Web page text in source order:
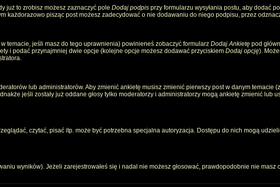
już to zrobisz możesz zaznaczyć pole Dodaj podpis przy formularzu wysyłania postu, aby dodać
każdorazowo pisząc post możesz zadecydować o nie dodawaniu do niego podpisu, przez
temacie, jeśli masz do tego uprawnienia) powinieneś zobaczyć formularz Dodaj Ankietę pod
i podać przynajmniej dwie opcje (kolejne opcje możesz dodawać przyciskiem Dodaj opcję).
lub administratorów. Aby zmienić ankietę musisz zmienić pierwszy post w danym temacie
jeśli zostały już oddane głosy tylko moderatorzy i administratorzy mogą ankietę zmienić lub
czytać, pisać itp. może być potrzebna specjalna autoryzacja. Dostępu do nich mogą
wyników). Jeżeli zarejestrowałeś się i nadal nie możesz głosować, prawdopodobnie nie